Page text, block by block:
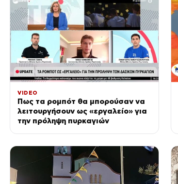
VIDEO
Πως τα ρομπότ θα μπορούσαν να
λειτουργήσουν ως «εργαλείο» για
την πρόληψη πυρκαγιών